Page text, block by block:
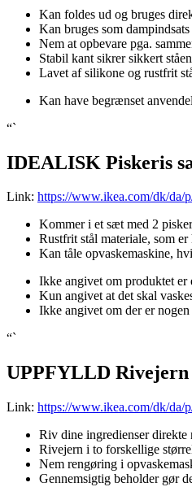
Kan foldes ud og bruges
Kan bruges som
Nem at opbevare pga.
Stabil kant sikrer sikkert
Lavet af silikone og rustfrit
Kan have begrænset
“`
IDEALISK Piskeris
Link: https://www.ikea.com/dk/da/
Kommer i et sæt med 2
Rustfrit stål materiale, som
Kan tåle opvaskemaskine,
Ikke angivet om produktet
Kun angivet at det skal
Ikke angivet om der er
“`
UPPFYLLD Rivejern
Link: https://www.ikea.com/dk/da/
Riv dine ingredienser direkte
Rivejern i to forskellige
Nem rengøring i
Gennemsigtig beholder gør